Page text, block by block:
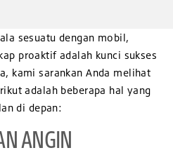
sesuatu dengan mobil,
proaktif adalah kunci sukses
kami sarankan Anda melihat
adalah beberapa hal yang
di depan:
ANGIN